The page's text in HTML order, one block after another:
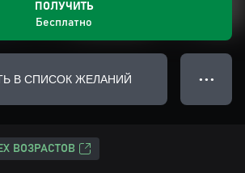
ПОЛУЧИТЬ
Бесплатно
В СПИСОК ЖЕЛАНИЙ ● ● ●
ВОЗРАСТОВ